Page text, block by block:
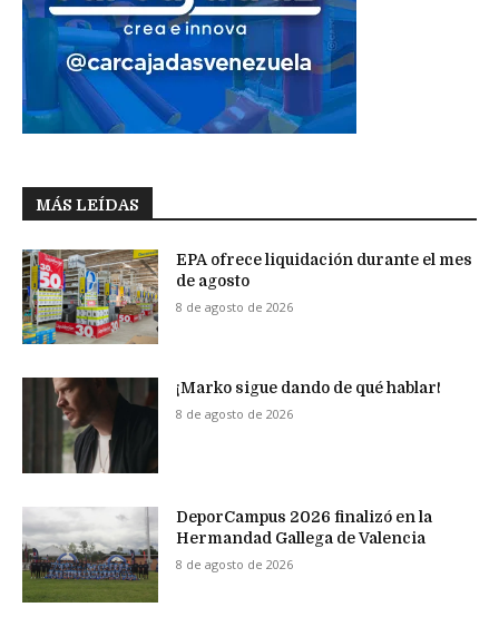
MÁS LEÍDAS
EPA ofrece liquidación durante el mes
de agosto
8 de agosto de 2026
¡Marko sigue dando de qué hablar!
8 de agosto de 2026
DeporCampus 2026 finalizó en la
Hermandad Gallega de Valencia
8 de agosto de 2026